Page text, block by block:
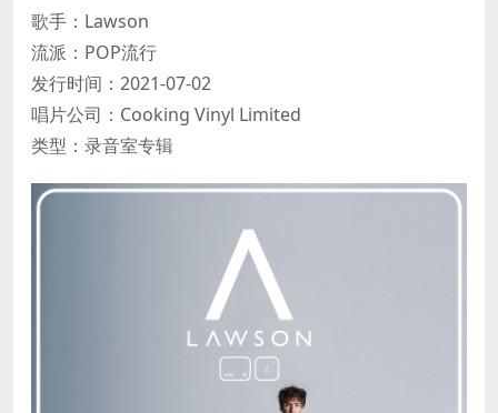
歌手：Lawson
流派：POP流行
发行时间：2021-07-02
唱片公司：Cooking Vinyl Limited
类型：录音室专辑